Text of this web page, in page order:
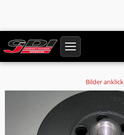
Startseite
Produkte
Diamantbohrkrone Ø163 mm HQ Anschluss
Nutzlänge 300 mm mit 6 Absauglöchern
Bilder